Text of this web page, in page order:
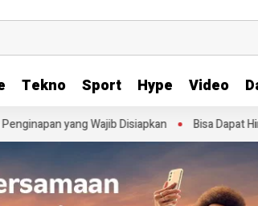
Tekno Sport Hype Video
Wajib Disiapkan Bisa Dapat Hingga Rp1,8